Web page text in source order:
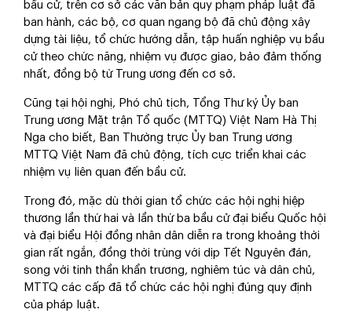
bầu cử, trên cơ sở các văn bản quy phạm pháp luật đã
ban hành, các bộ, cơ quan ngang bộ đã chủ động xây
dựng tài liệu, tổ chức hướng dẫn, tập huấn nghiệp vụ bầu
cử theo chức năng, nhiệm vụ được giao, bảo đảm thống
nhất, đồng bộ từ Trung ương đến cơ sở.
Cũng tại hội nghị, Phó chủ tịch, Tổng Thư ký Ủy ban
Trung ương Mặt trận Tổ quốc (MTTQ) Việt Nam Hà Thị
Nga cho biết, Ban Thường trực Ủy ban Trung ương
MTTQ Việt Nam đã chủ động, tích cực triển khai các
nhiệm vụ liên quan đến bầu cử.
Trong đó, mặc dù thời gian tổ chức các hội nghị hiệp
thương lần thứ hai và lần thứ ba bầu cử đại biểu Quốc hội
và đại biểu Hội đồng nhân dân diễn ra trong khoảng thời
gian rất ngắn, đồng thời trùng với dịp Tết Nguyên đán,
song với tinh thần khẩn trương, nghiêm túc và dân chủ,
MTTQ các cấp đã tổ chức các hội nghị đúng quy định
của pháp luật.